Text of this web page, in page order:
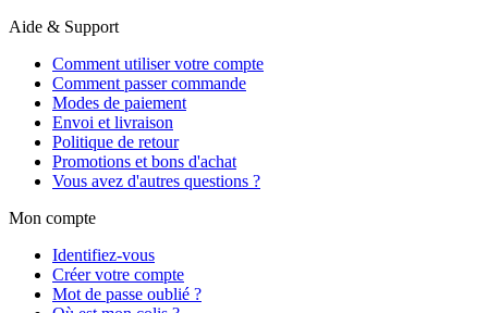
Aide & Support
Comment utiliser votre compte
Comment passer commande
Modes de paiement
Envoi et livraison
Politique de retour
Promotions et bons d'achat
Vous avez d'autres questions ?
Mon compte
Identifiez-vous
Créer votre compte
Mot de passe oublié ?